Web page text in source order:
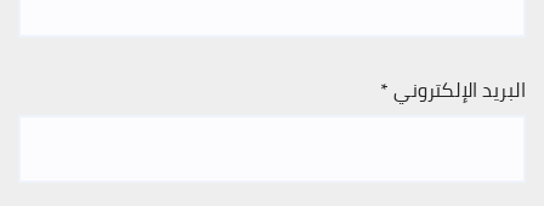
البريد الإلكتروني*